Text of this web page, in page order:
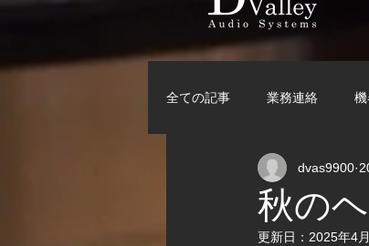
全ての記事 業務連絡
秋の
dvas9900
更新日： 2025年4